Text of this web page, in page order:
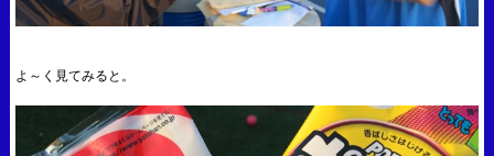
よ～く見てみると。